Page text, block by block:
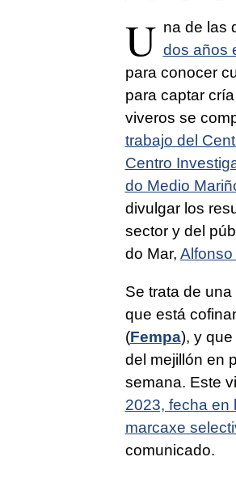
U na de las
dos años
para conocer
para captar
viveros se
trabajo del
Centro
do Medio
divulgar los
sector y del
do Mar, Alfonso
Se trata de
que está
(Fempa), y
del mejillón en
semana. Este
2023, fecha en
marcaxe
comunicado.